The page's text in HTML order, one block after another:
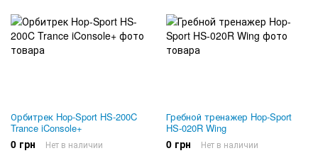
Орбитрек Hop-Sport HS-200C
Trance iConsole+
0 грн Нет в наличии
Гребной тренажер Hop-Sport
HS-020R Wing
0 грн Нет в наличии